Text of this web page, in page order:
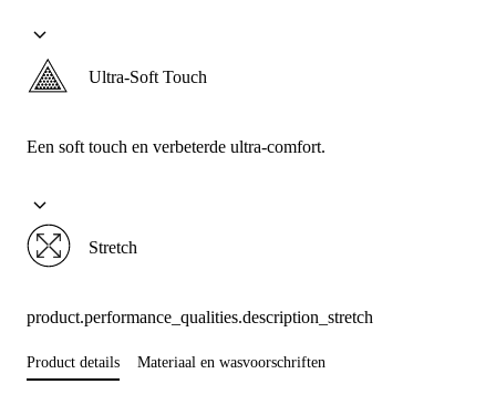
Ultra-Soft Touch
Een soft touch en verbeterde ultra-comfort.
Stretch
product.performance_qualities.description_stretch
Product details Materiaal en wasvoorschriften